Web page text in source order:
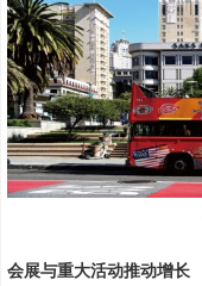
会展与重大活动推动增长